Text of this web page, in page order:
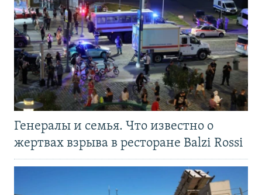
Генералы и семья. Что известно о
жертвах взрыва в ресторане Balzi Rossi